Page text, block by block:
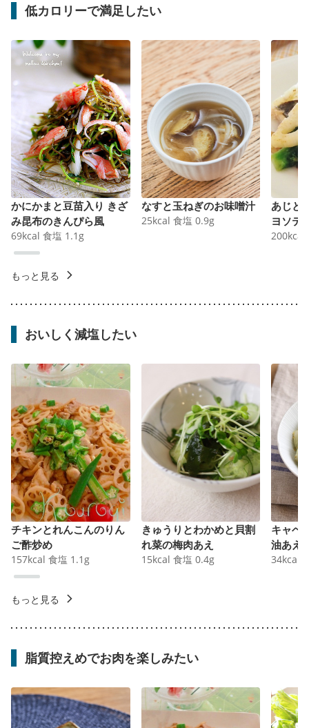
低カロリーで満足したい
かにかまと豆苗入り きざ
み昆布のきんぴら風
69kcal 食塩 1.1 g
なすと玉ねぎのお味噌汁
25kcal 食塩 0.9g
あじと
ヨソテ
200kcal
もっと見る
おいしく減塩したい
チキンとれんこんのりん
ご酢炒め
157kcal 食塩 1.1 g
きゅうりとわかめと貝割
れ菜の梅肉あえ
15kcal 食塩 0.4g
キャベ
油あえ
34kcal
もっと見る
脂質控えめでお肉を楽しみたい